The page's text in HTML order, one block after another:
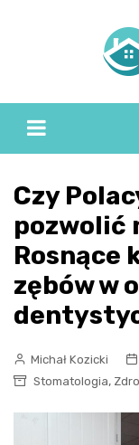
Czy
pozwolić
Rosnące
zębów w
Michał Kozicki
Stomatologia,